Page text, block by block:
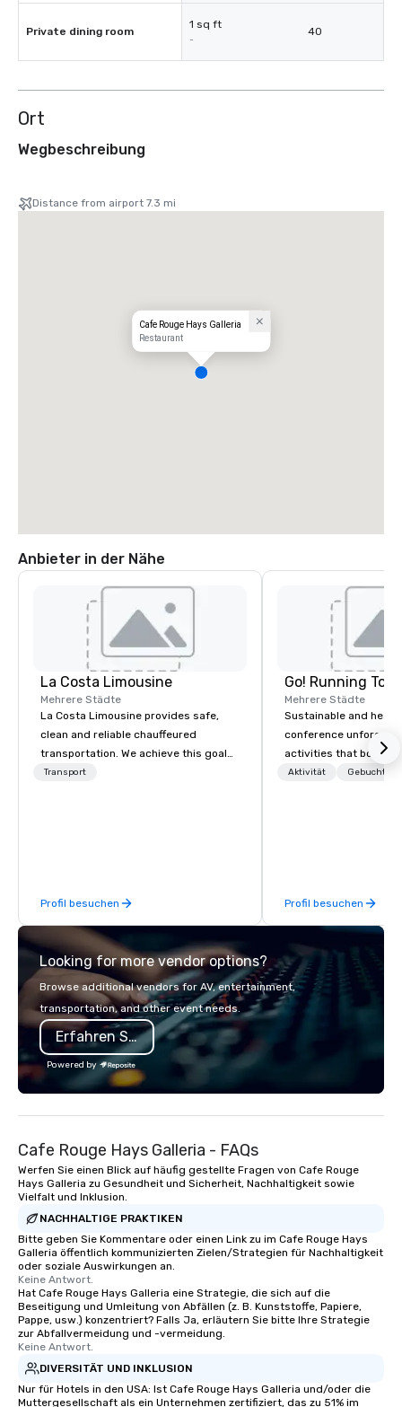
Private dining room
1 sq ft
-
40
Ort
Wegbeschreibung
Distance from airport 7.3 mi
Cafe Rouge Hays Galleria
Restaurant
Anbieter in der Nähe
La Costa Limousine
Mehrere Städte
La Costa Limousine provides safe,
clean and reliable chauffeured
transportation. We achieve this goal
with highly trained chauffeurs, the
late model luxury vehicles to the
highly experienced and professional
team of chauffeurs and support staff;
you will know quality when you travel
with La Costa Limousine.
Transport
Profil besuchen
Go! Running
Mehrere Städte
Sustainable and
conference
activities that boost
lower carbon
Aktivität Gebuchte
Profil besuchen
Looking for more vendor options?
Browse additional vendors for AV, entertainment,
transportation, and other event needs.
Erfahren Sie mehr
Powered by
Cafe Rouge Hays Galleria - FAQs
Werfen Sie einen Blick auf häufig gestellte Fragen von Cafe Rouge
Hays Galleria zu Gesundheit und Sicherheit, Nachhaltigkeit sowie
Vielfalt und Inklusion.
NACHHALTIGE PRAKTIKEN
Bitte geben Sie Kommentare oder einen Link zu im Cafe Rouge Hays
Galleria öffentlich kommunizierten Zielen/Strategien für Nachhaltigkeit
oder soziale Auswirkungen an.
Keine Antwort.
Hat Cafe Rouge Hays Galleria eine Strategie, die sich auf die
Beseitigung und Umleitung von Abfällen (z. B. Kunststoffe, Papiere,
Pappe, usw.) konzentriert? Falls Ja, erläutern Sie bitte Ihre Strategie
zur Abfallvermeidung und -vermeidung.
Keine Antwort.
DIVERSITÄT UND INKLUSION
Nur für Hotels in den USA: Ist Cafe Rouge Hays Galleria und/oder die
Muttergesellschaft als ein Unternehmen zertifiziert, das zu 51% im